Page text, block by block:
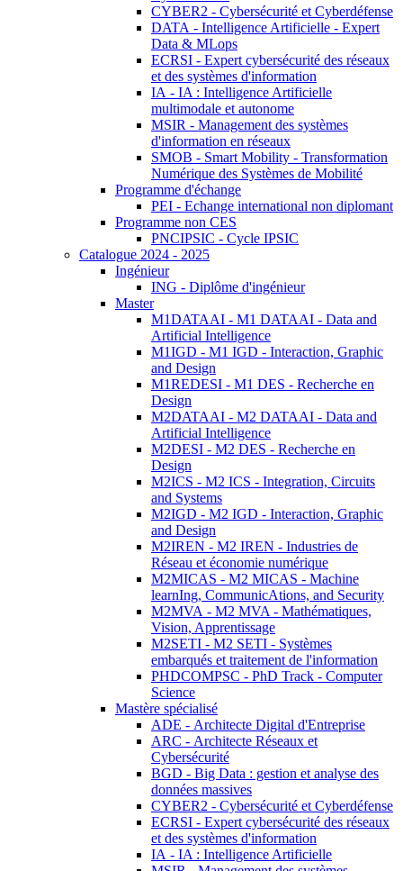
CYBER2 - Cybersécurité et Cyberdéfense
DATA - Intelligence Artificielle - Expert
Data & MLops
ECRSI - Expert cybersécurité des réseaux
et des systèmes d'information
IA - IA : Intelligence Artificielle
multimodale et autonome
MSIR - Management des systèmes
d'information en réseaux
SMOB - Smart Mobility - Transformation
Numérique des Systèmes de Mobilité
Programme d'échange
PEI - Echange international non diplomant
Programme non CES
PNCIPSIC - Cycle IPSIC
Catalogue 2024 - 2025
Ingénieur
ING - Diplôme d'ingénieur
Master
M1DATAAI - M1 DATAAI - Data and
Artificial Intelligence
M1IGD - M1 IGD - Interaction, Graphic
and Design
M1REDESI - M1 DES - Recherche en
Design
M2DATAAI - M2 DATAAI - Data and
Artificial Intelligence
M2DESI - M2 DES - Recherche en
Design
M2ICS - M2 ICS - Integration, Circuits
and Systems
M2IGD - M2 IGD - Interaction, Graphic
and Design
M2IREN - M2 IREN - Industries de
Réseau et économie numérique
M2MICAS - M2 MICAS - Machine
learnIng, CommunicAtions, and Security
M2MVA - M2 MVA - Mathématiques,
Vision, Apprentissage
M2SETI - M2 SETI - Systèmes
embarqués et traitement de l'information
PHDCOMPSC - PhD Track - Computer
Science
Mastère spécialisé
ADE - Architecte Digital d'Entreprise
ARC - Architecte Réseaux et
Cybersécurité
BGD - Big Data : gestion et analyse des
données massives
CYBER2 - Cybersécurité et Cyberdéfense
ECRSI - Expert cybersécurité des réseaux
et des systèmes d'information
IA - IA : Intelligence Artificielle